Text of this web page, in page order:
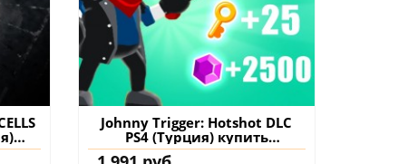
Johnny Trigger: Hotshot DLC
PS4 (Турция) купить
дополнение на аккаунт